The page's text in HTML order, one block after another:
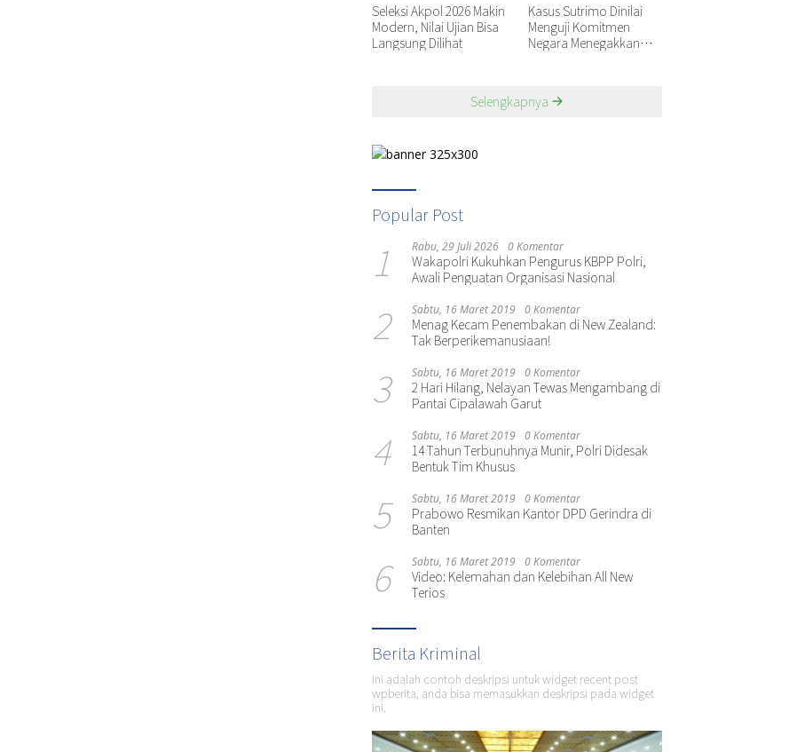
Seleksi Akpol 2026 Makin
Modern, Nilai Ujian Bisa
Langsung Dilihat
Kasus Sutrimo Dinilai
Menguji Komitmen
Negara Menegakkan
Selengkapnya
Popular Post
1 Rabu, 29 Juli 2026 0 Komentar
Wakapolri Kukuhkan Pengurus KBPP Polri,
Awali Penguatan Organisasi Nasional
2 Sabtu, 16 Maret 2019 0 Komentar
Menag Kecam Penembakan di New Zealand:
Tak Berperikemanusiaan!
3 Sabtu, 16 Maret 2019 0 Komentar
2 Hari Hilang, Nelayan Tewas Mengambang di
Pantai Cipalawah Garut
4 Sabtu, 16 Maret 2019 0 Komentar
14 Tahun Terbunuhnya Munir, Polri Didesak
Bentuk Tim Khusus
5 Sabtu, 16 Maret 2019 0 Komentar
Prabowo Resmikan Kantor DPD Gerindra di
Banten
6 Sabtu, 16 Maret 2019 0 Komentar
Video: Kelemahan dan Kelebihan All New
Terios
Berita Kriminal
Ini adalah contoh deskripsi untuk widget recent post
wpberita, anda bisa memasukkan deskripsi pada widget
ini.